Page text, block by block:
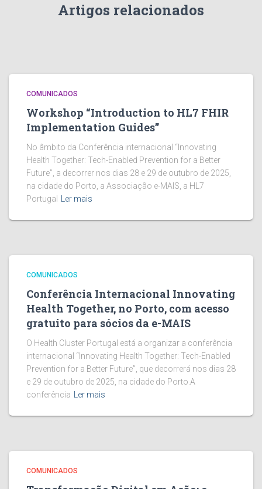
Artigos relacionados
COMUNICADOS
Workshop “Introduction to HL7 FHIR
Implementation Guides”
No âmbito da Conferência internacional “Innovating
Health Together: Tech-Enabled Prevention for a Better
Future”, a decorrer nos dias 28 e 29 de outubro de 2025,
na cidade do Porto, a Associação e-MAIS, a HL7
Portugal
Ler mais
COMUNICADOS
Conferência Internacional Innovating
Health Together, no Porto, com acesso
gratuito para sócios da e-MAIS
O Health Cluster Portugal está a organizar a conferência
internacional “Innovating Health Together: Tech-Enabled
Prevention for a Better Future”, que decorrerá nos dias 28
e 29 de outubro de 2025, na cidade do Porto.A
conferência
Ler mais
COMUNICADOS